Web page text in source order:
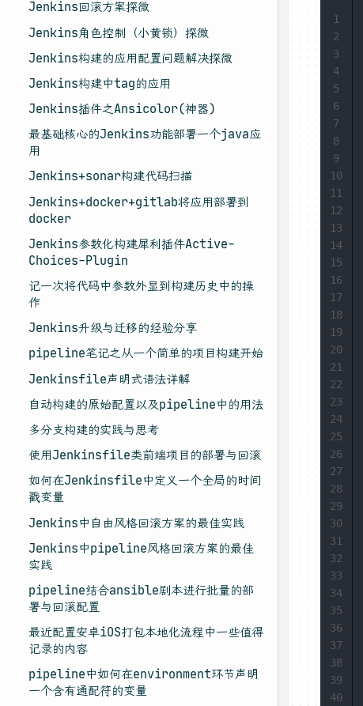
Jenkins回滚方案探微
Jenkins角色控制（小黄锁）探微
Jenkins构建的应用配置问题解决探微
Jenkins构建中tag的应用
Jenkins插件之Ansicolor(神器)
最基础核心的Jenkins功能部署一个java应
用
Jenkins+sonar构建代码扫描
Jenkins+docker+gitlab将应用部署到
docker
Jenkins参数化构建犀利插件Active-
Choices-Plugin
记一次将代码中参数外显到构建历史中的操
作
Jenkins升级与迁移的经验分享
pipeline笔记之从一个简单的项目构建开始
Jenkinsfile声明式语法详解
自动构建的原始配置以及pipeline中的用法
多分支构建的实践与思考
使用Jenkinsfile类前端项目的部署与回滚
如何在Jenkinsfile中定义一个全局的时间
戳变量
Jenkins中自由风格回滚方案的最佳实践
Jenkins中pipeline风格回滚方案的最佳
实践
pipeline结合ansible剧本进行批量的部
署与回滚配置
最近配置安卓iOS打包本地化流程中一些值得
记录的内容
pipeline中如何在environment环节声明
一个含有通配符的变量
1
2
3
4
5
6
7
8
9
10
11
12
13
14
15
16
17
18
19
20
21
22
23
24
25
26
27
28
29
30
31
32
33
34
35
36
37
38
39
40